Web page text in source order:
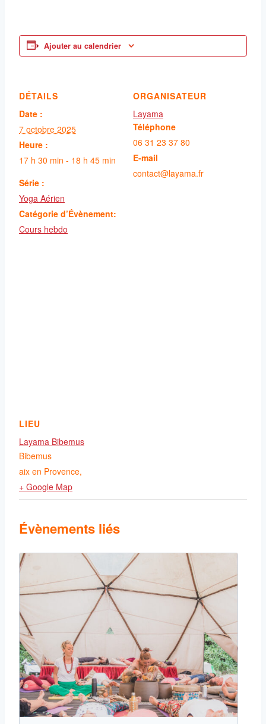
Ajouter au calendrier
DÉTAILS
Date :
7 octobre 2025
Heure :
17 h 30 min - 18 h 45 min
Série :
Yoga Aérien
Catégorie d’Évènement:
Cours hebdo
ORGANISATEUR
Layama
Téléphone
06 31 23 37 80
E-mail
contact@layama.fr
LIEU
Layama Bibemus
Bibemus
aix en Provence,
+ Google Map
Évènements liés